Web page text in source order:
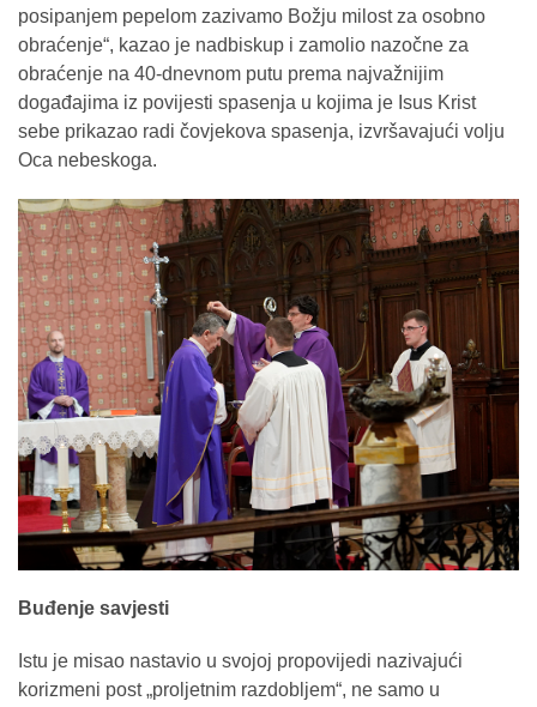
posipanjem pepelom zazivamo Božju milost za osobno
obraćenje“, kazao je nadbiskup i zamolio nazočne za
obraćenje na 40-dnevnom putu prema najvažnijim
događajima iz povijesti spasenja u kojima je Isus Krist
sebe prikazao radi čovjekova spasenja, izvršavajući volju
Oca nebeskoga.
Buđenje savjesti
Istu je misao nastavio u svojoj propovijedi nazivajući
korizmeni post „proljetnim razdobljem“, ne samo u